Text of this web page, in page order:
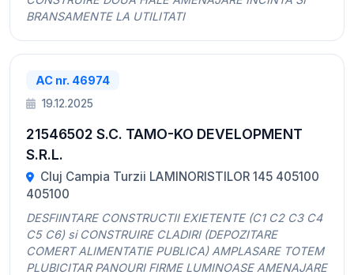
BRANSAMENTE LA UTILITATI
AC nr. 46974
19.12.2025
21546502 S.C. TAMO-KO DEVELOPMENT
S.R.L.
Cluj Campia Turzii LAMINORISTILOR 145 405100
405100
DESFIINTARE CONSTRUCTII EXIETENTE (C1 C2 C3 C4
C5 C6) si CONSTRUIRE CLADIRI (DEPOZITARE
COMERT ALIMENTATIE PUBLICA) AMPLASARE TOTEM
PLUBICITAR PANOURI FIRME LUMINOASE AMENAJARE